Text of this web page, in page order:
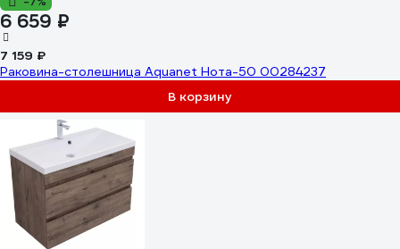
6 659 ₽
7 159 ₽
Раковина-столешница Aquanet Нота-50 00284237
В корзину